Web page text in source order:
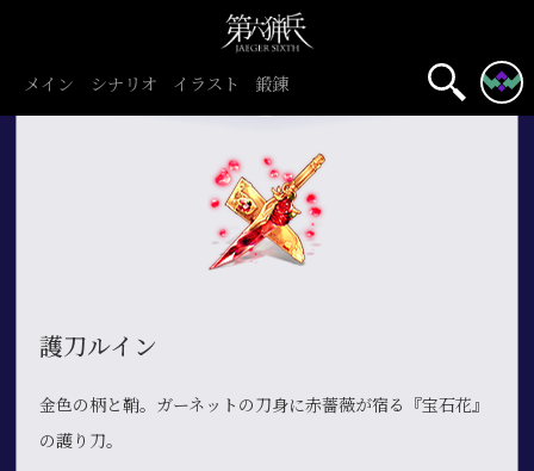
メイン シナリオ イラスト 鍛錬
護刀ルイン
金色の柄と鞘。ガーネットの刀身に赤薔薇が宿る『宝石花』
の護り刀。